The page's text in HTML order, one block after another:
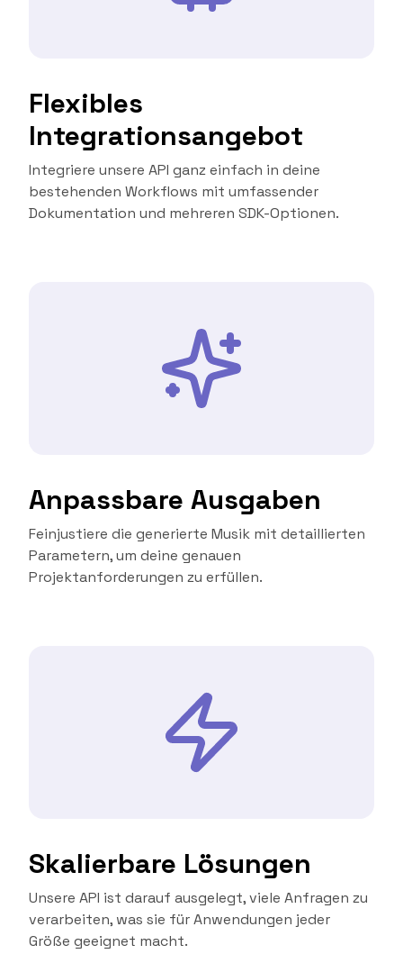
Flexibles
Integrationsangebot
Integriere unsere API ganz einfach in deine
bestehenden Workflows mit umfassender
Dokumentation und mehreren SDK-Optionen.
Anpassbare Ausgaben
Feinjustiere die generierte Musik mit detaillierten
Parametern, um deine genauen
Projektanforderungen zu erfüllen.
Skalierbare Lösungen
Unsere API ist darauf ausgelegt, viele Anfragen zu
verarbeiten, was sie für Anwendungen jeder
Größe geeignet macht.